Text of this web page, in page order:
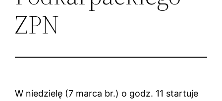
ZPN
W niedzielę (7 marca br.) o godz. 11 startuje